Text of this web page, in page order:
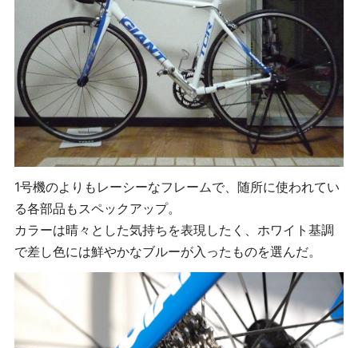
1号機のよりもレーシーなフレームで、随所に使われてい
る各部品もスペックアップ。
カラーは晴々とした気持ちを表現したく、ホワイト基調
で差し色には鮮やかなブルーが入ったものを選んだ。